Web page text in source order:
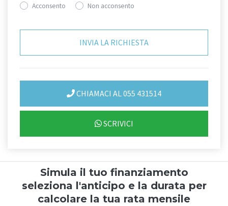
Acconsento Non acconsento
CHIAMACI AL 055 431514
SCRIVICI
Simula il tuo finanziamento
seleziona l'anticipo e la durata per
calcolare la tua rata mensile